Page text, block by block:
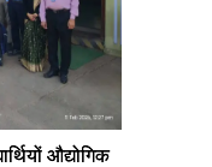
औद्योगिक